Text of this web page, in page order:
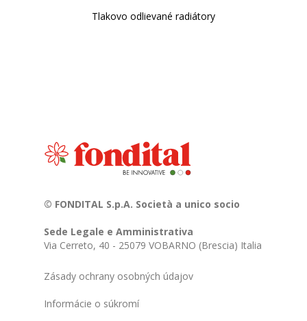
Tlakovo odlievané radiátory
© FONDITAL S.p.A. Società a unico socio
Sede Legale e Amministrativa
Via Cerreto, 40 - 25079 VOBARNO (Brescia) Italia
Zásady ochrany osobných údajov
Informácie o súkromí